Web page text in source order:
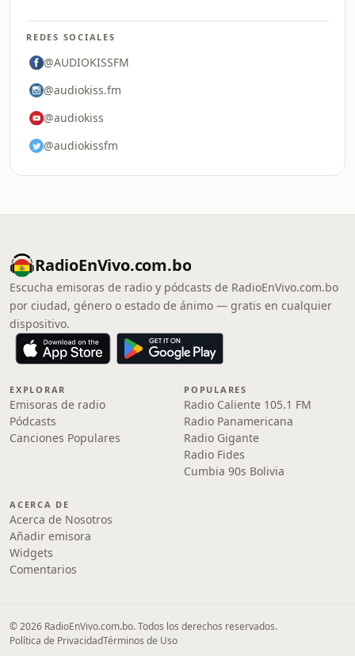
REDES SOCIALES
@AUDIOKISSFM
@audiokiss.fm
@audiokiss
@audiokissfm
RadioEnVivo.com.bo
Escucha emisoras de radio y pódcasts de RadioEnVivo.com.bo
por ciudad, género o estado de ánimo — gratis en cualquier
dispositivo.
EXPLORAR
Emisoras de radio
Pódcasts
Canciones Populares
POPULARES
Radio Caliente 105.1 FM
Radio Panamericana
Radio Gigante
Radio Fides
Cumbia 90s Bolivia
ACERCA DE
Acerca de Nosotros
Añadir emisora
Widgets
Comentarios
© 2026 RadioEnVivo.com.bo. Todos los derechos reservados.
Política de PrivacidadTérminos de Uso